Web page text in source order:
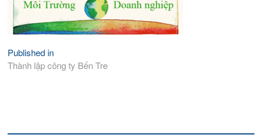
Điều
hướng
Published in
Thành lập công ty Bến Tre